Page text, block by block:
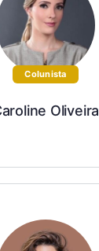
Colunista
Oliveira